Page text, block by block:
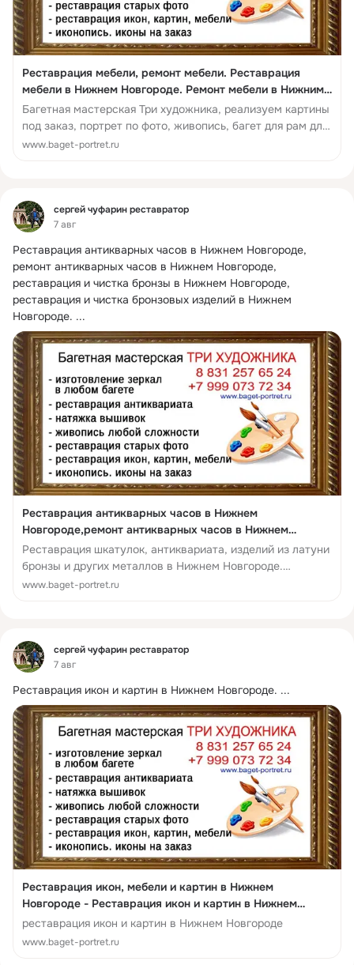
Реставрация мебели, ремонт мебели. Реставрация
мебели в Нижнем Новгороде. Ремонт мебели в Нижним
Новгороде. Ремонт дверей из массива. Ремонт стульев,
ремонт столов, ремонт столешниц, Реставрация
царапин на мебели. Перешпонирование мебели,
Багетная мастерская Три художника, реализуем картины
под заказ, портрет по фото, живопись, багет для рам для
дверей и зеркал. А...
www.baget-portret.ru
Фид
сергей чуфарин реставратор
7 авг
Реставрация антикварных часов в Нижнем Новгороде,
ремонт антикварных часов в Нижнем Новгороде,
реставрация и чистка бронзы в Нижнем Новгороде,
реставрация и чистка бронзовых изделий в Нижнем
Новгороде. ...
Реставрация антикварных часов в Нижнем
Новгороде,ремонт антикварных часов в Нижнем
Новгороде, реставрация и чистка бронзы в Нижнем
Новгороде, реставрация и чистка бронзовых изделий в
Нижнем Новгороде. - Реставрация антиквариата
Реставрация шкатулок, антиквариата, изделий из латуни
бронзы и других металлов в Нижнем Новгороде.
Авторская резьба по дереву в...
www.baget-portret.ru
Фид
сергей чуфарин реставратор
7 авг
Реставрация икон и картин в Нижнем Новгороде. ...
Реставрация икон, мебели и картин в Нижнем
Новгороде - Реставрация икон и картин в Нижнем
Новгороде. Реставрация серебряных и латунных
окладов в Нижнем Новгороде. Восстановление ликов
реставрация икон и картин в Нижнем Новгороде
www.baget-portret.ru